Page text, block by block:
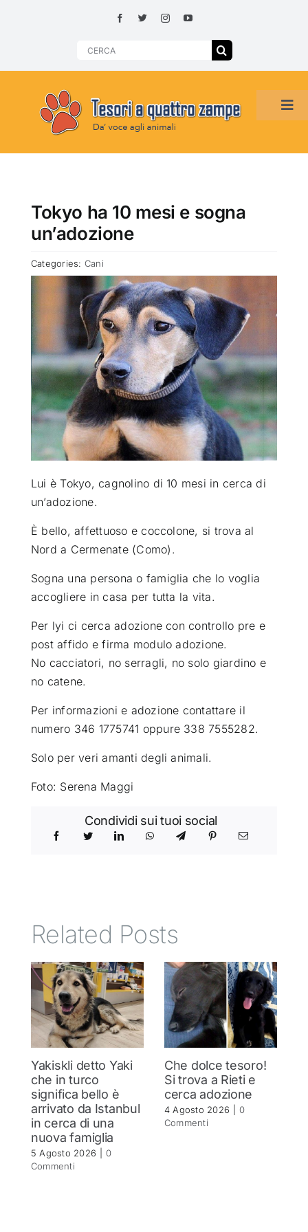
Search
HOME
ADOTTATI O RITROVATI
VIDEO
CHI SIAMO
Tokyo ha 10 mesi e sogna
un’adozione
Categories: Cani
Lui è Tokyo, cagnolino di 10 mesi in cerca di
un’adozione.
È bello, affettuoso e coccolone, si trova al
Nord a Cermenate (Como).
Sogna una persona o famiglia che lo voglia
accogliere in casa per tutta la vita.
Per lyi ci cerca adozione con controllo pre e
post affido e firma modulo adozione.
No cacciatori, no serragli, no solo giardino e
no catene.
Per informazioni e adozione contattare il
numero 346 1775741 oppure 338 7555282.
Solo per veri amanti degli animali.
Foto: Serena Maggi
Condividi sui tuoi social
Related Posts
Yakiskli detto Yaki
che in turco
significa bello è
arrivato da Istanbul
in cerca di una
nuova famiglia
5 Agosto 2026
0
Commenti
Che dolce tesoro!
Si trova a Rieti e
cerca adozione
4 Agosto 2026
0
Commenti